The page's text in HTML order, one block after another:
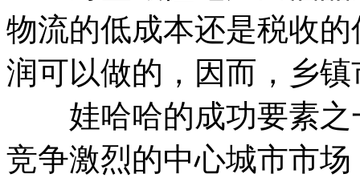
物流的低成本还是税收
润可以做的，因而，乡
娃哈哈的成功要素之
竞争激烈的中心城市市